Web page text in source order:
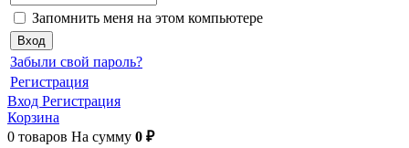
Запомнить меня на этом компьютере
Забыли свой пароль?
Регистрация
Вход Регистрация
Корзина
0 товаров На сумму 0 ₽